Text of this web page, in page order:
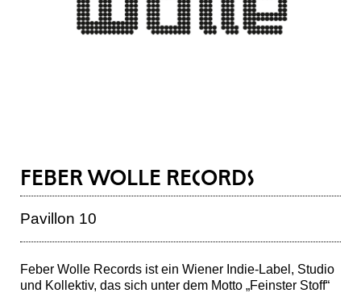
FEBER WOLLE RECORDS
Pavillon 10
Feber Wolle Records ist ein Wiener Indie-Label, Studio
und Kollektiv, das sich unter dem Motto „Feinster Stoff“